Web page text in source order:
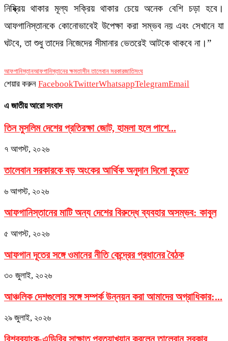
নিষ্ক্রিয় থাকার মূল্য সক্রিয় থাকার চেয়ে অনেক বেশি চড়া হবে।
আফগানিস্তানকে কোনোভাবেই উপেক্ষা করা সম্ভব নয় এবং সেখানে যা
ঘটবে, তা শুধু তাদের নিজেদের সীমানার ভেতরেই আটকে থাকবে না।”
আফগানিস্তানআফগানিস্তানের ক্ষমতাসীন তালেবান সরকারজাতিসংঘ
শেয়ার করুন FacebookTwitterWhatsappTelegramEmail
এ জাতীয় আরো সংবাদ
তিন মুসলিম দেশের প্রতিরক্ষা জোট, হামলা হলে পাশে...
৭ আগস্ট, ২০২৬
তালেবান সরকারকে বড় অংকের আর্থিক অনুদান দিলো কুয়েত
৬ আগস্ট, ২০২৬
আফগানিস্তানের মাটি অন্য দেশের বিরুদ্ধে ব্যবহার অসম্ভব: কাবুল
৫ আগস্ট, ২০২৬
আফগান দূতের সঙ্গে ওমানের নীতি কেন্দ্রের প্রধানের বৈঠক
৩০ জুলাই, ২০২৬
আঞ্চলিক দেশগুলোর সঙ্গে সম্পর্ক উন্নয়ন করা আমাদের অগ্রাধিকার:...
২৯ জুলাই, ২০২৬